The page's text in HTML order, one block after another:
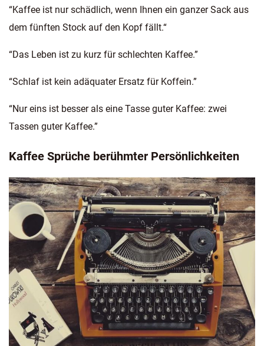
“Kaffee ist nur schädlich, wenn Ihnen ein ganzer Sack aus
dem fünften Stock auf den Kopf fällt.“
“Das Leben ist zu kurz für schlechten Kaffee.”
“Schlaf ist kein adäquater Ersatz für Koffein.”
“Nur eins ist besser als eine Tasse guter Kaffee: zwei
Tassen guter Kaffee.”
Kaffee Sprüche berühmter Persönlichkeiten